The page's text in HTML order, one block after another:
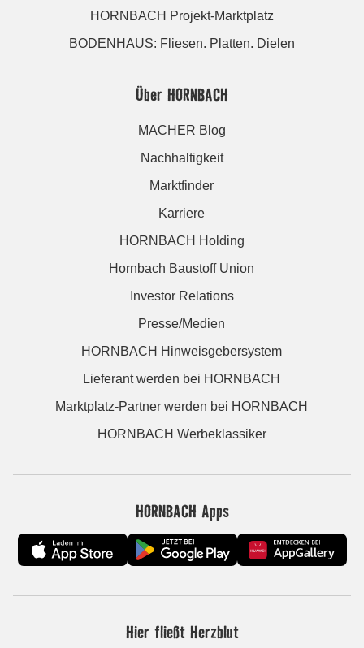
HORNBACH Projekt-Marktplatz
BODENHAUS: Fliesen. Platten. Dielen
Über HORNBACH
MACHER Blog
Nachhaltigkeit
Marktfinder
Karriere
HORNBACH Holding
Hornbach Baustoff Union
Investor Relations
Presse/Medien
HORNBACH Hinweisgebersystem
Lieferant werden bei HORNBACH
Marktplatz-Partner werden bei HORNBACH
HORNBACH Werbeklassiker
HORNBACH Apps
Hier fließt Herzblut